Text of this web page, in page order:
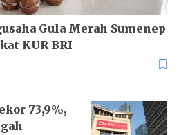
Gula Merah Sumenep
KUR BRI
73,9%,